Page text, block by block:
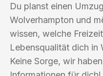
Du planst einen
Wolverhampton und
wissen, welche
Lebensqualität dich in
Keine Sorge, wir